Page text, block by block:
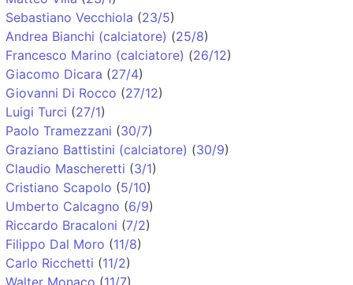
Sebastiano Vecchiola (23/5)
Andrea Bianchi (calciatore) (25/8)
Francesco Marino (calciatore) (26/12)
Giacomo Dicara (27/4)
Giovanni Di Rocco (27/12)
Luigi Turci (27/1)
Paolo Tramezzani (30/7)
Graziano Battistini (calciatore) (30/9)
Claudio Mascheretti (3/1)
Cristiano Scapolo (5/10)
Umberto Calcagno (6/9)
Riccardo Bracaloni (7/2)
Filippo Dal Moro (11/8)
Carlo Ricchetti (11/2)
Walter Monaco (11/7)